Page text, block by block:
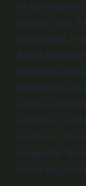
ve öğrencilerin
yardımcı olur.
sürecindeki
Birçok
öncelikle eski
kalıplaşmış
yapması
öğrenme,
yöntemler,
bir şekilde
olarak